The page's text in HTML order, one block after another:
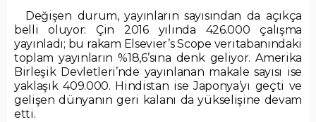
Değişen durum, yayınların sayısından da açıkça
belli oluyor: Çin 2016 yılında 426.000 çalışma
yayınladı; bu rakam Elsevier’s Scope veritabanındaki
toplam yayınların %18,6’sına denk geliyor. Amerika
Birleşik Devletleri’nde yayınlanan makale sayısı ise
yaklaşık 409.000. Hindistan ise Japonya’yı geçti ve
gelişen dünyanın geri kalanı da yükselişine devam
etti.